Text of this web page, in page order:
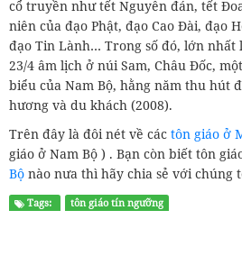
cổ truyền như tết Nguyên đán, tết
niên của đạo Phật, đạo Cao Đài, đạo
đạo Tin Lành… Trong số đó, lớn nhất
23/4 âm lịch ở núi Sam, Châu Đốc,
biểu của Nam Bộ, hằng năm thu hút
hương và du khách (2008).
Trên đây là đôi nét về các tôn giáo ở
giáo ở Nam Bộ ) . Bạn còn biết tôn
Bộ nào nưa thì hãy chia sẻ với chúng
Tags: tôn giáo tín ngưỡng